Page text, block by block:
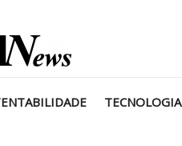
TECNOLOGIA